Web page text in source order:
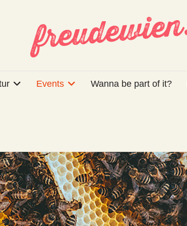
Events Wanna be part of it?